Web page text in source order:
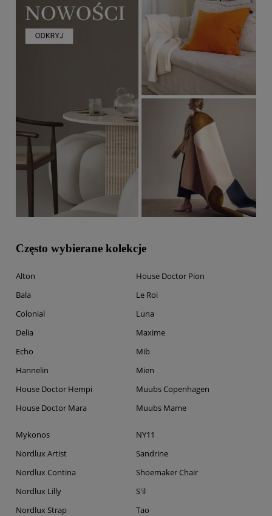
Często wybierane kolekcje
Alton
Bala
Colonial
Delia
Echo
Hannelin
House Doctor Hempi
House Doctor Mara
House Doctor Pion
Le Roi
Luna
Maxime
Mib
Mien
Muubs Copenhagen
Muubs Mame
Mykonos
Nordlux Artist
Nordlux Contina
Nordlux Lilly
Nordlux Strap
NY11
Sandrine
Shoemaker Chair
S'il
Tao